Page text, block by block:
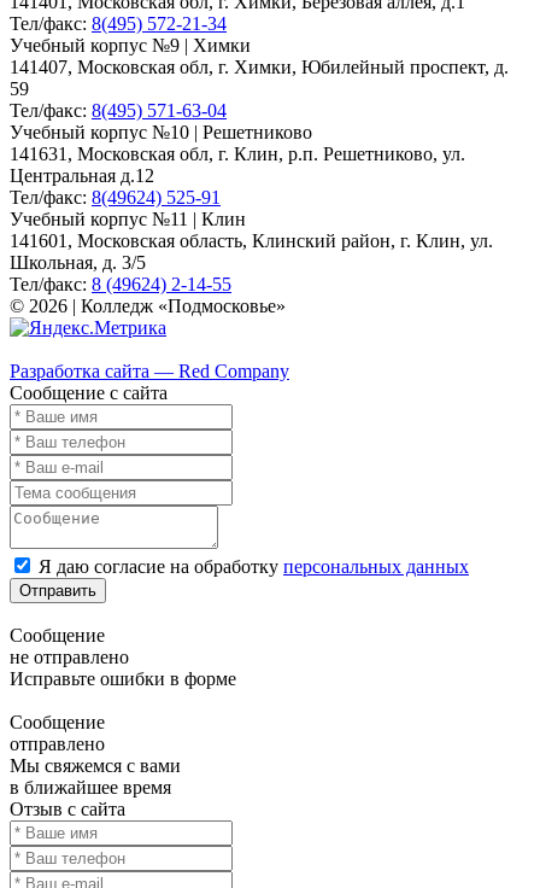
Тел/факс: 8(495) 572-21-34
Учебный корпус №9 | Химки
141407, Московская обл, г. Химки, Юбилейный проспект, д.
59
Тел/факс: 8(495) 571-63-04
Учебный корпус №10 | Решетниково
141631, Московская обл, г. Клин, р.п. Решетниково, ул.
Центральная д.12
Тел/факс: 8(49624) 525-91
Учебный корпус №11 | Клин
141601, Московская область, Клинский район, г. Клин, ул.
Школьная, д. 3/5
Тел/факс: 8 (49624) 2-14-55
© 2026 | Колледж «Подмосковье»
Разработка сайта — Red Company
Сообщение с сайта
Я даю согласие на обработку персональных данных
Отправить
Сообщение
не отправлено
Исправьте ошибки в форме
Сообщение
отправлено
Мы свяжемся с вами
в ближайшее время
Отзыв с сайта